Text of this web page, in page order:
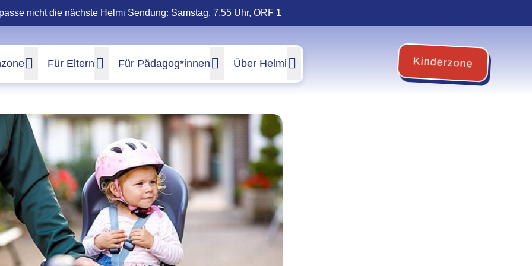
nicht die nächste Helmi Sendung: Samstag, 7.55 Uhr, ORF 1
Für Eltern Für Pädagog*innen Über Helmi Kinderzone